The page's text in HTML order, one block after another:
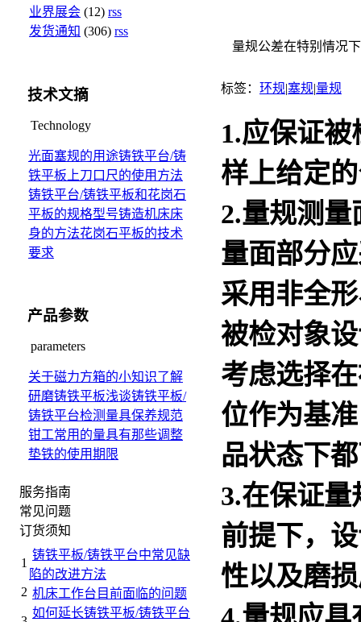
业界展会 (12) rss
发货通知 (306) rss
技术文摘
Technology
光面塞规的用途铸铁平台/铸
铁平板上刀口尺的使用方法
铸铁平台/铸铁平板和花岗石
平板的规格型号铸造机床床
身的方法花岗石平板的技术
要求
产品参数
parameters
关于磁力方箱的小知识了解
研磨铸铁平板浅谈铸铁平板/
铸铁平台检测量具保养规范
钳工常用的量具有那些调整
垫铁的使用期限
服务指南
常见问题
订货须知
1
铸铁平板/铸铁平台中常见缺
陷的改进方法
2 机床工作台目前面临的问题
如何延长铸铁平板/铸铁平台
量规公差在特别情况
标签： 环规|塞规|量规
1.应保证
样上给定
2.量规测量
量面部分
采用非全
被检对象
考虑选择
位作为基
品状态下
3.在保证量
前提下，
性以及磨